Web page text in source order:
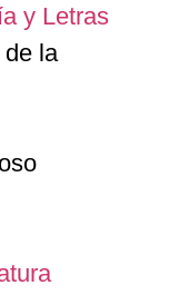
y Letras
la